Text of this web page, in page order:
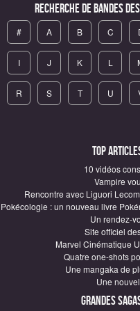
Recherche de Bandes
# A B C
I J K L
R S T U
Top
10 vidéos
Vampire
Rencontre avec Liguori
Pokécologie : un nouveau livre
Un rendez-
Site officiel
Marvel Cinématique
Quatre one-shots
Une mangaka de
Une
Grandes